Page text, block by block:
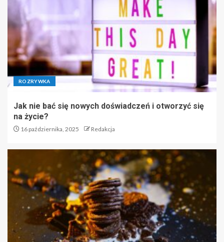
ROZRYWKA
Jak nie bać się nowych doświadczeń i otworzyć się
na życie?
16 października, 2025 Redakcja